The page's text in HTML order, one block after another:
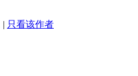
| 只看该作者